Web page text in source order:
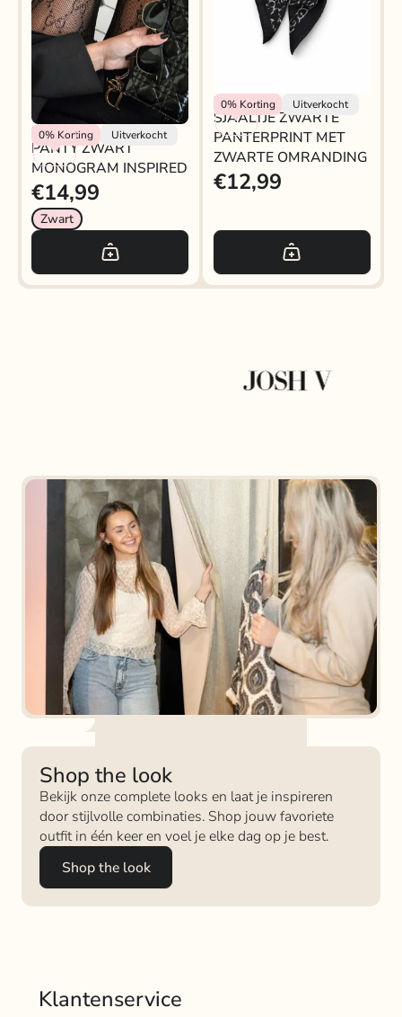
PANTY ZWART
MONOGRAM INSPIRED
0% Korting Uitverkocht
Rokjeklokje
PANTY ZWART
MONOGRAM INSPIRED
€14,99
Zwart
SJAALTJE ZWARTE
PANTERPRINT MET
ZWARTE OMRANDING
0%Korting Uitverkocht
Rokjeklokje
SJAALTJE ZWARTE
PANTERPRINT MET
ZWARTE OMRANDING
€12,99
Shop the look
Bekijk onze complete looks en laat je inspireren
door stijlvolle combinaties. Shop jouw favoriete
outfit in één keer en voel je elke dag op je best.
Shop the look
Klantenservice